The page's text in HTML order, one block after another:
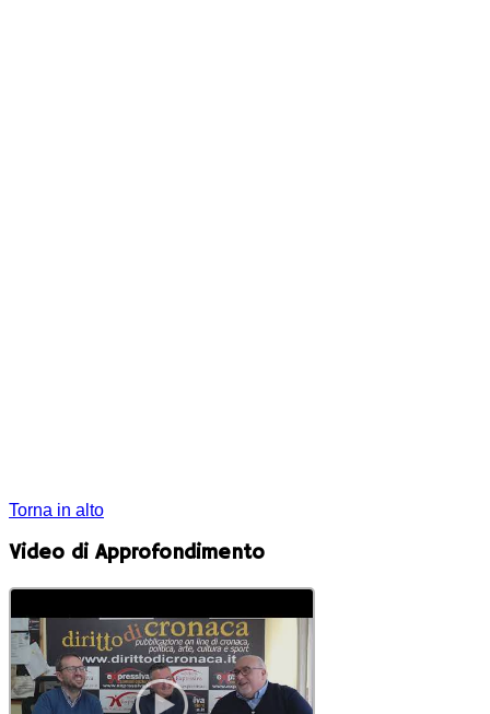
Torna in alto
Video di Approfondimento